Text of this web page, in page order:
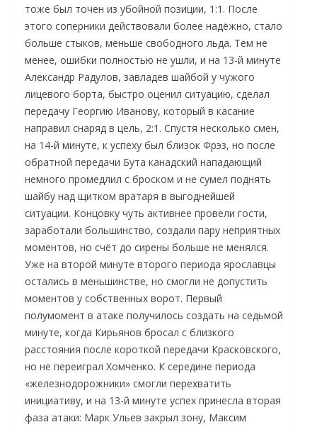
тоже был точен из убойной позиции, 1:1. После
этого соперники действовали более надёжно, стало
больше стыков, меньше свободного льда. Тем не
менее, ошибки полностью не ушли, и на 13-й минуте
Александр Радулов, завладев шайбой у чужого
лицевого борта, быстро оценил ситуацию, сделал
передачу Георгию Иванову, который в касание
направил снаряд в цель, 2:1. Спустя несколько смен,
на 14-й минуте, к успеху был близок Фрэз, но после
обратной передачи Бута канадский нападающий
немного промедлил с броском и не сумел поднять
шайбу над щитком вратаря в выгоднейшей
ситуации. Концовку чуть активнее провели гости,
заработали большинство, создали пару неприятных
моментов, но счёт до сирены больше не менялся.
Уже на второй минуте второго периода ярославцы
остались в меньшинстве, но смогли не допустить
моментов у собственных ворот. Первый
полумомент в атаке получилось создать на седьмой
минуте, когда Кирьянов бросал с близкого
расстояния после короткой передачи Красковского,
но не переиграл Хомченко. К середине периода
«железнодорожники» смогли перехватить
инициативу, и на 13-й минуте успех принесла вторая
фаза атаки: Марк Ульев закрыл зону, Максим